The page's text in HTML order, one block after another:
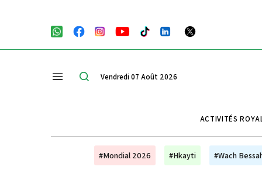
Vendredi 07 Août 2026
ACTIVITÉS
#Mondial 2026 #Hkayti #Wach